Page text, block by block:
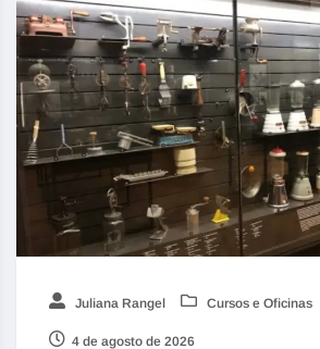
Juliana Rangel Cursos e Oficinas
4 de agosto de 2026